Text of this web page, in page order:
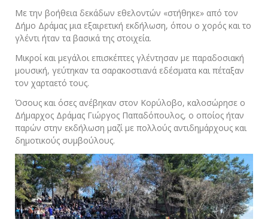
Με την βοήθεια δεκάδων εθελοντών «στήθηκε» από τον
Δήμο Δράμας μια εξαιρετική εκδήλωση, όπου ο χορός και το
γλέντι ήταν τα βασικά της στοιχεία.
Μικροί και μεγάλοι επισκέπτες γλέντησαν με παραδοσιακή
μουσική, γεύτηκαν τα σαρακοστιανά εδέσματα και πέταξαν
τον χαρταετό τους.
Όσους και όσες ανέβηκαν στον Κορύλοβο, καλοσώρησε ο
Δήμαρχος Δράμας Γιώργος Παπαδόπουλος, ο οποίος ήταν
παρών στην εκδήλωση μαζί με πολλούς αντιδημάρχους και
δημοτικούς συμβούλους.